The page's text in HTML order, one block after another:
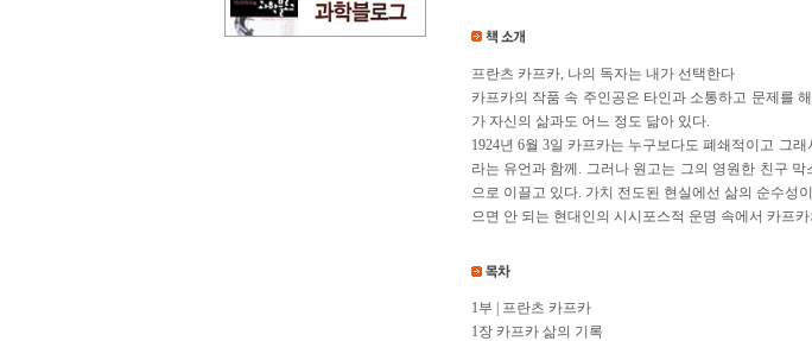
프란츠 카프카, 나의 독자는 내가 선택한다
카프카의 작품 속 주인공은 타인과 소통하고 문제를
가 자신의 삶과도 어느 정도 닮아 있다.
1924년 6월 3일 카프카는 누구보다도 폐쇄적이고 그
라는 유언과 함께. 그러나 원고는 그의 영원한 친구
으로 이끌고 있다. 가치 전도된 현실에선 삶의 순수성
으면 안 되는 현대인의 시시포스적 운명 속에서 카프
1부 | 프란츠 카프카
1장 카프카 삶의 기록